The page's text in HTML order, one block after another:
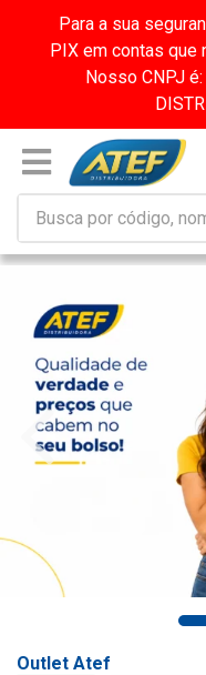
Para a sua
PIX em contas que
Nosso CNPJ
Outlet Atef